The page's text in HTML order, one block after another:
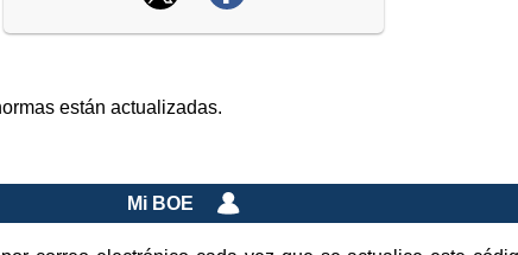
están actualizadas.
Mi BOE